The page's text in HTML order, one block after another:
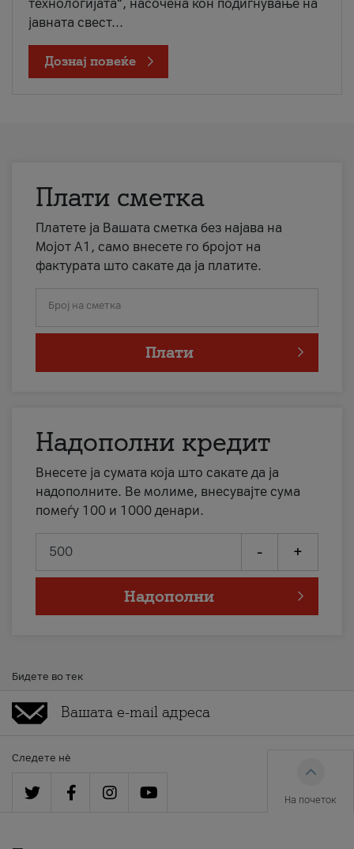
технологијата“, насочена кон подигнување на
јавната свест...
Дознај повеќе
Плати сметка
Платете ја Вашата сметка без најава на
Мојот А1, само внесете го бројот на
фактурата што сакате да ја платите.
Број на сметка
Плати
Надополни кредит
Внесете ја сумата која што сакате да ја
надополните. Ве молиме, внесувајте сума
помеѓу 100 и 1000 денари.
- +
Надополни
Бидете во тек
Следете нè
На почеток